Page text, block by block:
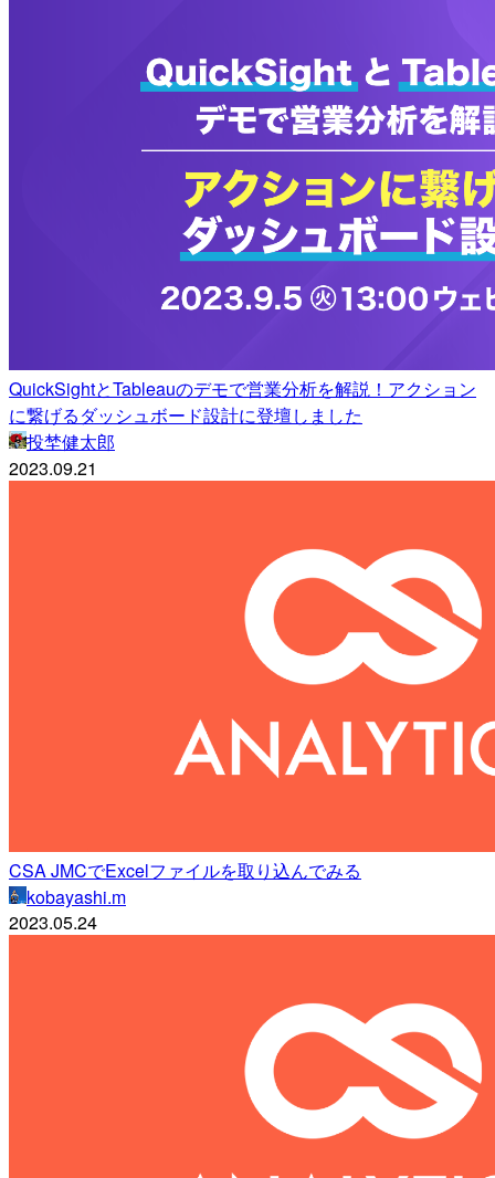
QuickSightとTableauのデモで営業分析を解説！アクション
に繋げるダッシュボード設計に登壇しました
投埜健太郎
2023.09.21
CSA JMCでExcelファイルを取り込んでみる
kobayashi.m
2023.05.24